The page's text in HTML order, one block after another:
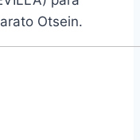
Otsein.